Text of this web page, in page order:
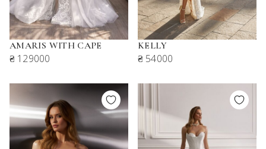
AMARIS WITH CAPE
₴ 129000
KELLY
₴ 54000